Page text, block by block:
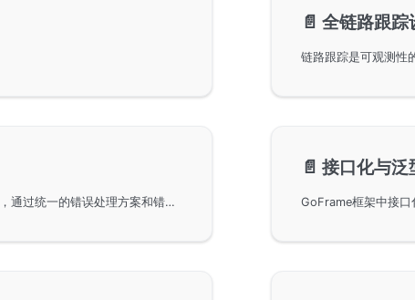
📄️ 全链路跟踪
GoFrame框架在错误处理方面的策略和设计，通过统一的错误处理方案和错误组件，解决了项目中常见的错误堆栈缺失和日志冗余等问题。GoFrame框架的全组件支持错误堆栈功能，降低了错误排查和维护的成本，提高了项目的稳定性和易用性。
📄️ 接口化与泛